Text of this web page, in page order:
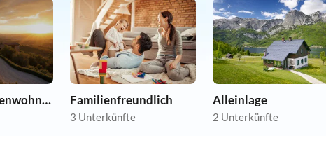
Günstige Ferienwohnungen Familienfreundlich
3 Unterkünfte
Alleinlage
2 Unterkünfte